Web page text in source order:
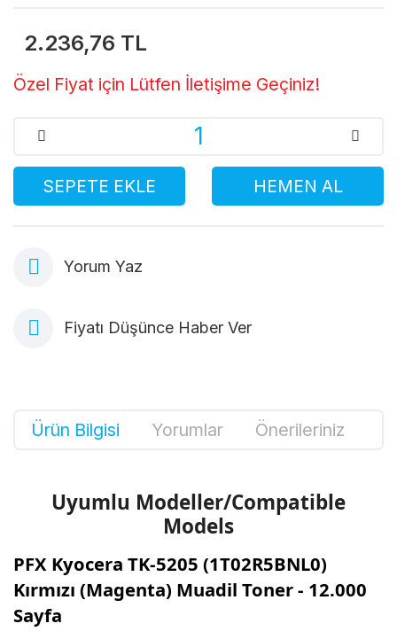
2.236,76 TL
Özel Fiyat için Lütfen İletişime Geçiniz!
SEPETE EKLE HEMEN AL
Yorum Yaz
Fiyatı Düşünce Haber Ver
Ürün Bilgisi Yorumlar Önerileriniz
Uyumlu Modeller/Compatible
Models
PFX Kyocera TK-5205 (1T02R5BNL0)
Kırmızı (Magenta) Muadil Toner - 12.000
Sayfa